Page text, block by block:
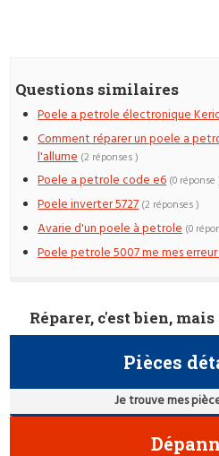
Questions similaires
Poele a petrole électronique
Comment réparer un poele a
l'allume (2 réponses )
Poele a petrole code e6 (0 réponse
Poele inverter 5727 (2 réponses )
Avarie d'un poele à petrole (0
Poele petrole 5007 me mes
Réparer, c'est bien,
Pièces
Je trouve mes